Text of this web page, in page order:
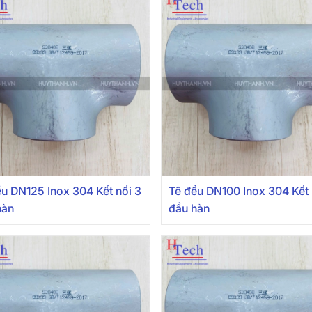
DN125 Inox 304 Kết nối 3
Tê đều DN100 Inox 304
đầu hàn